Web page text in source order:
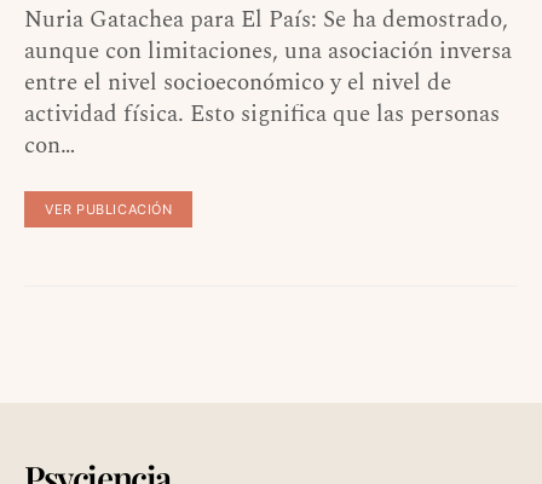
Nuria Gatachea para El País: Se ha demostrado,
aunque con limitaciones, una asociación inversa
entre el nivel socioeconómico y el nivel de
actividad física. Esto significa que las personas
con…
VER PUBLICACIÓN